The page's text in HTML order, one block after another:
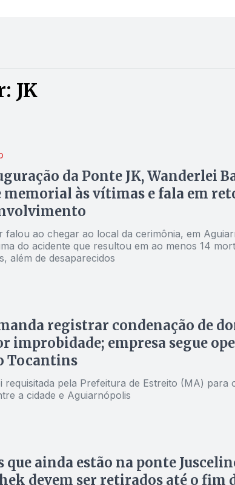
JK
da Ponte JK, Wanderlei
memorial às vítimas e fala em
falou ao chegar ao local da cerimônia, em
do acidente que resultou em ao menos 14
além de desaparecidos
registrar condenação de
improbidade; empresa segue
Tocantins
requisitada pela Prefeitura de Estreito (MA) para
a cidade e Aguiarnópolis
que ainda estão na ponte
devem ser retirados até o fim